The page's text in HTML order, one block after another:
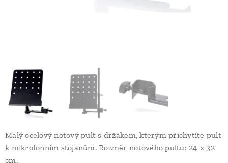
Malý ocelový notový pult s držákem, kterým přichytíte pult
k mikrofonním stojanům. Rozměr notového pultu: 24 x 32
cm.